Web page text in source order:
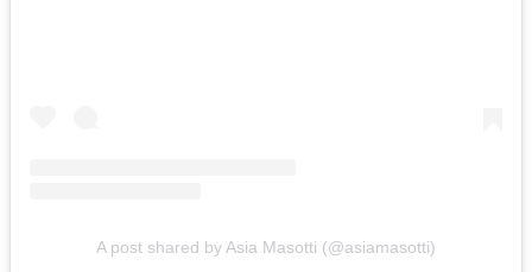
A post shared by Asia Masotti (@asiamasotti)